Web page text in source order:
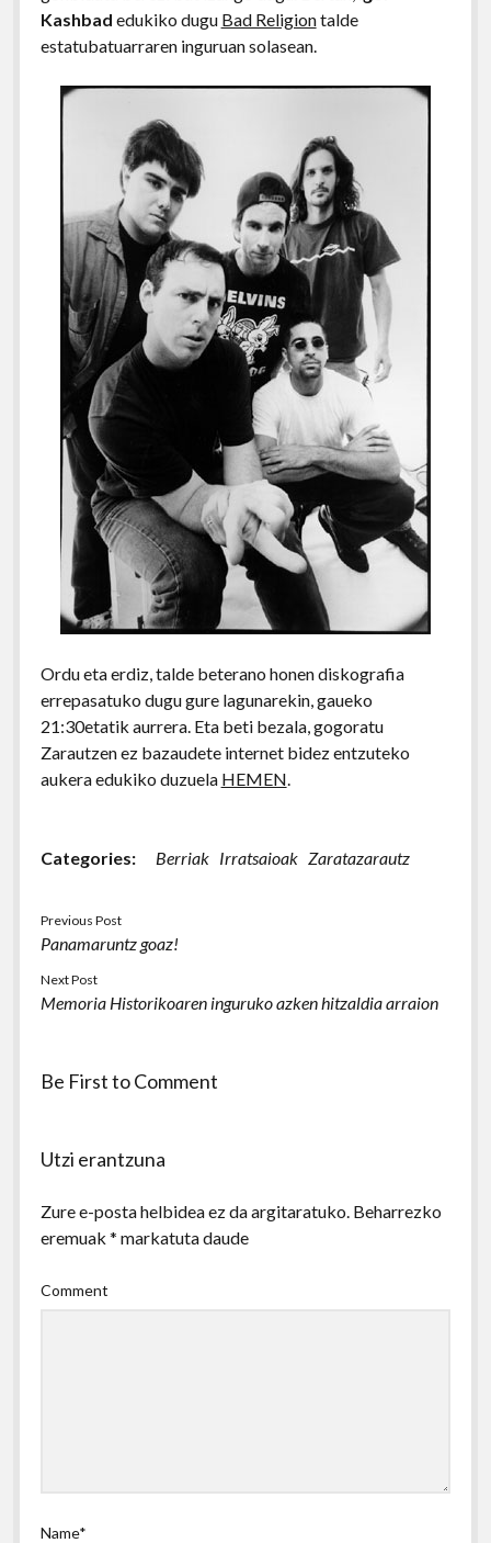
Kashbad edukiko dugu Bad Religiontalde
estatubatuarraren inguruan solasean.
Ordu eta erdiz, talde beterano honen diskografia
errepasatuko dugu gure lagunarekin, gaueko
21:30etatik aurrera. Eta beti bezala, gogoratu
Zarautzen ez bazaudete internet bidez entzuteko
aukera edukiko duzuela HEMEN.
Categories: Berriak Irratsaioak Zaratazarautz
Previous Post
Panamaruntz goaz!
Next Post
Memoria Historikoaren inguruko azken hitzaldia arraion
Be First to Comment
Utzi erantzuna
Zure e-posta helbidea ez da argitaratuko. Beharrezko
eremuak * markatuta daude
Comment
Name*